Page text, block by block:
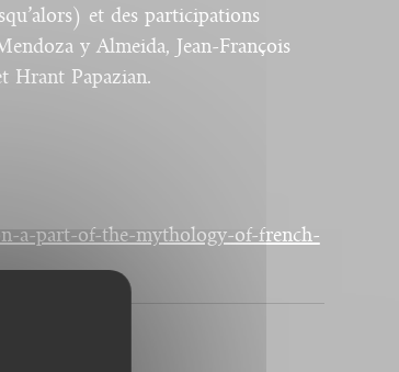
et des participations
y Almeida, Jean-François
Hrant Papazian.
a-part-of-the-mythology-of-french-